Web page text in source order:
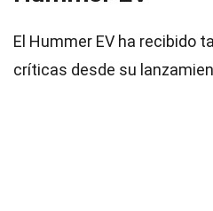
El Hummer EV ha recibido
críticas desde su